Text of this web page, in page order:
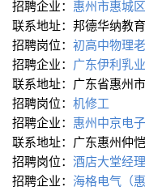
招聘企业： 惠州市惠城
联系地址：邦德华纳教
招聘岗位： 初高中物理
招聘企业： 广东伊利乳
联系地址：广东省惠州
招聘岗位： 机修工
招聘企业： 惠州中京电
联系地址：广东惠州仲
招聘岗位： 酒店大堂经理
招聘企业： 海格电气（